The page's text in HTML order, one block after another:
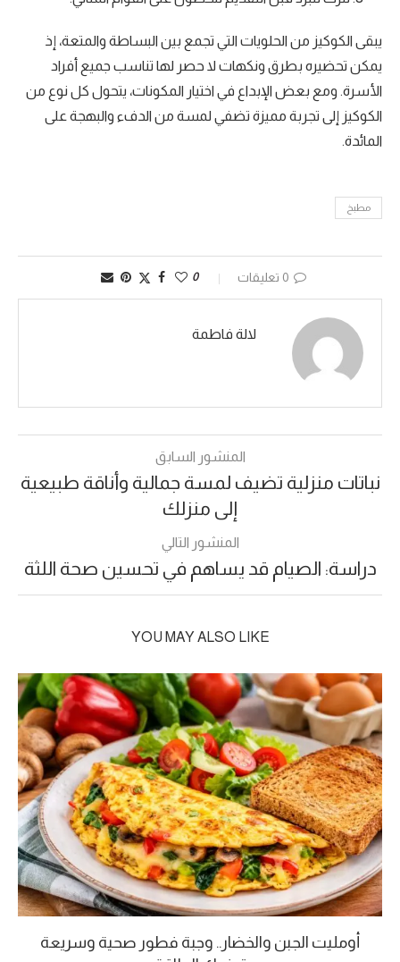
يبقى الكوكيز من الحلويات التي تجمع بين البساطة والمتعة، إذ
يمكن تحضيره بطرق ونكهات لا حصر لها تناسب جميع أفراد
الأسرة. ومع بعض الإبداع في اختيار المكونات، يتحول كل نوع من
الكوكيز إلى تجربة مميزة تضفي لمسة من الدفء والبهجة على
المائدة.
مطبخ
0 تعليقات 0
لالة فاطمة
المنشور السابق
نباتات منزلية تضيف لمسة جمالية وأناقة طبيعية
إلى منزلك
المنشور التالي
دراسة: الصيام قد يساهم في تحسين صحة اللثة
YOU MAY ALSO LIKE
أومليت الجبن والخضار.. وجبة فطور صحية وسريعة